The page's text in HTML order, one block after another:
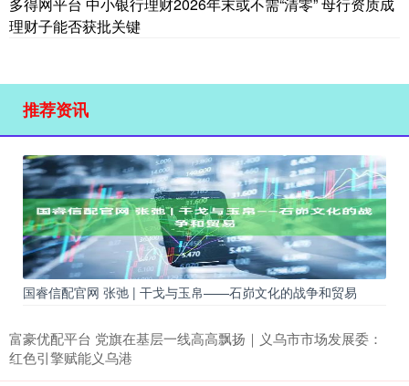
理财子能否获批关键
推荐资讯
国睿信配官网 张弛 | 干戈与玉帛——石峁文化的战争和贸易
富豪优配平台 党旗在基层一线高高飘扬｜义乌市市场发展委：
红色引擎赋能义乌港